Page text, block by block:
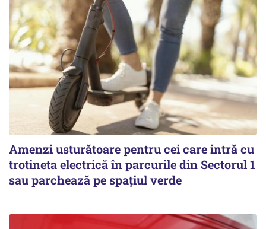
Amenzi usturătoare pentru cei care intră cu
trotineta electrică în parcurile din Sectorul 1
sau parchează pe spațiul verde